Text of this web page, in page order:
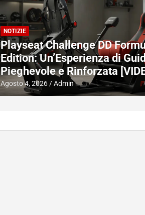
NOTIZIE
Playseat Challenge DD
Edition: Un’Esperienza di
Pieghevole e Rinforzata
Agosto 4, 2026 Admin